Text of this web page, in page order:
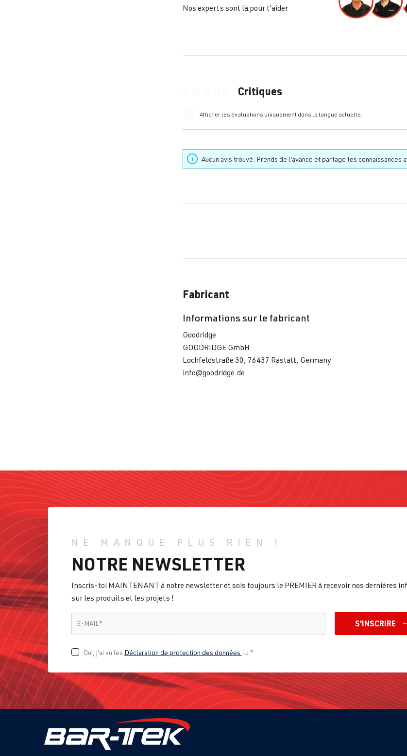
Nos experts sont là pour t'aider
Critiques
Afficher les évaluations uniquement dans la langue actuelle.
Aucun avis trouvé. Prends de l'avance et partage tes connaissances
Fabricant
Informations sur le fabricant
Goodridge
GOODRIDGE GmbH
Lochfeldstraße 30, 76437 Rastatt, Germany
info@goodridge.de
NE MANQUE PLUS RIEN !
NOTRE NEWSLETTER
Inscris-toi MAINTENANT à notre newsletter et sois toujours le PREMIER à recevoir nos dernières
sur les produits et les projets !
E-MAIL * S'INSCRIRE
Oui, j'ai vu les Déclaration de protection des données lu *